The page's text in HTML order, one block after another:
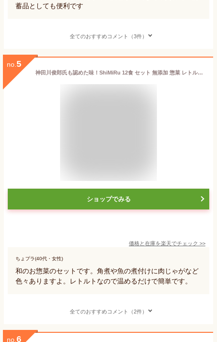
蓄品としても便利です
全てのおすすめコメント（3件）
no. 5
神田川俊郎氏も認めた味！ShiMiRu 12食 セット 無添加 惣菜 レトルト 常温保存 おかず 食べ物 肉 魚 お取り寄せ 詰め合わせ 送料無料 高級 食品 和食 煮物 料理 個食 角煮 肉じゃが 無添加食品 オードブル おつまみ 大阪味源
ショップでみる
価格と在庫を楽天でチェック >>
ちょプラ(40代・女性)
和のお惣菜のセットです。角煮や魚の煮付けに肉じゃがなど
色々ありますよ。レトルトなので温めるだけで簡単です。
全てのおすすめコメント（2件）
no. 6